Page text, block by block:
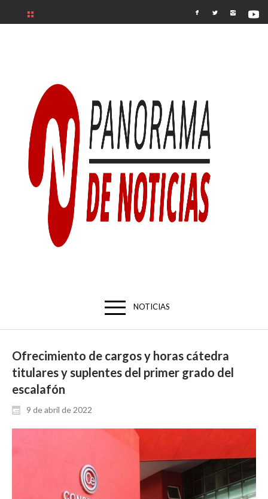
NOTICIAS
Ofrecimiento de cargos y horas cátedra
titulares y suplentes del primer grado del
escalafón
9 de abril de 2022